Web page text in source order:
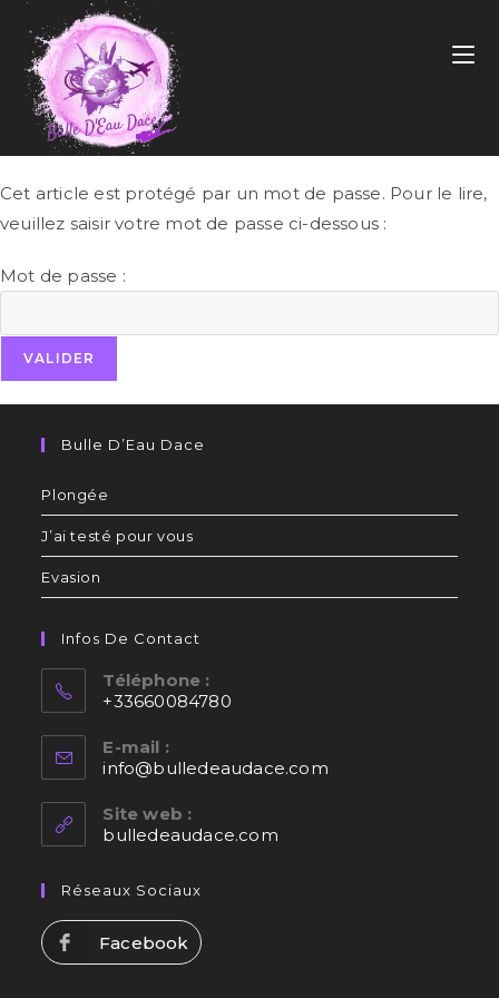
Cet article est protégé par un mot de passe. Pour le lire,
veuillez saisir votre mot de passe ci-dessous :
Mot de passe :
Bulle D’Eau Dace
Plongée
J’ai testé pour vous
Evasion
Infos De Contact
Téléphone :
+33660084780
E-mail :
info@bulledeaudace.com
Site web :
bulledeaudace.com
Réseaux Sociaux
Facebook